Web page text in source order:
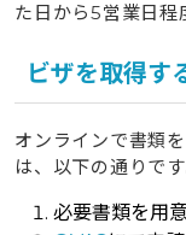
た日から5営業日程
ビザを取得す
オンラインで書類
は、以下の通りです
必要書類を用